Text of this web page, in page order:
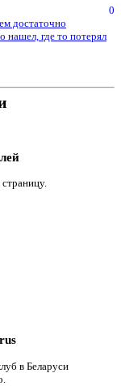
0
достаточно
нашел, где то потерял
в Беларуси